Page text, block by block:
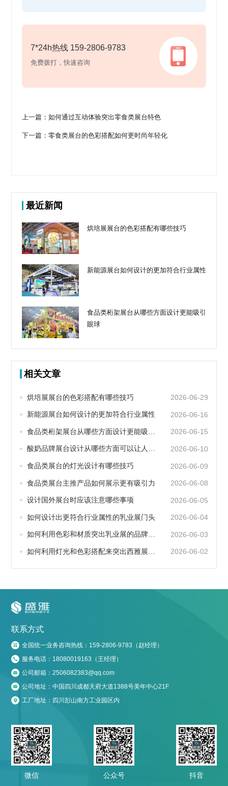
7*24h热线 159-2806-9783
免费拨打，快速咨询
上一篇：如何通过互动体验突出零食类展台特色
下一篇：零食类展台的色彩搭配如何更时尚年轻化
最近新闻
烘培展展台的色彩搭配有哪些技巧
新能源展台如何设计的更加符合行业属性
食品类桁架展台从哪些方面设计更能吸引
眼球
相关文章
烘培展展台的色彩搭配有哪些技巧 2026-06-29
新能源展台如何设计的更加符合行业属性 2026-06-16
食品类桁架展台从哪些方面设计更能吸引眼球 2026-06-15
酸奶品牌展台设计从哪些方面可以让人眼前一亮 2026-06-10
食品类展台的灯光设计有哪些技巧 2026-06-09
食品类展台主推产品如何展示更有吸引力 2026-06-08
设计国外展台时应该注意哪些事项 2026-06-05
如何设计出更符合行业属性的乳业展门头 2026-06-04
如何利用色彩和材质突出乳业展的品牌特色 2026-06-03
如何利用灯光和色彩搭配来突出西雅展展台的品牌特色 2026-06-02
联系方式
 全国统一业务咨询热线：159-2806-9783（赵经理）
 服务电话：18080019163（王经理）
 公司邮箱：2506082383@qq.com
 公司地址：中国四川成都天府大道1388号美年中心21F
 工厂地址：四川彭山南方工业园区内
微信 公众号 抖音